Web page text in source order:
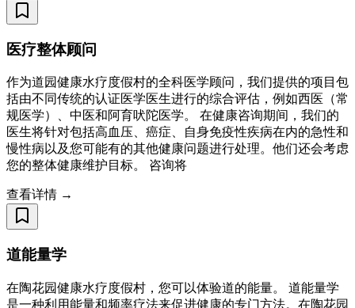
医疗整体顾问
作为道园健康水疗度假村的全科医学顾问，我们提供的项目包
括由不同传统的认证医学医生进行的综合评估，例如西医（常
规医学）、中医和阿育吠陀医学。 在健康咨询期间，我们的
医生将针对包括高血压、癌症、自身免疫性疾病在内的急性和
慢性病以及您可能有的其他健康问题进行处理。他们还会考虑
您的整体健康维护目标。 咨询将
查看详情 →
道能量学
在陶花园健康水疗度假村，您可以体验道的能量。 道能量学
是一种利用能量和频率疗法来促进健康的专门方法。在陶花园